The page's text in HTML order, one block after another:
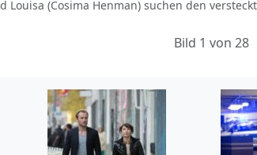
Louisa (Cosima Henman) suchen den
Bild 1 von 28